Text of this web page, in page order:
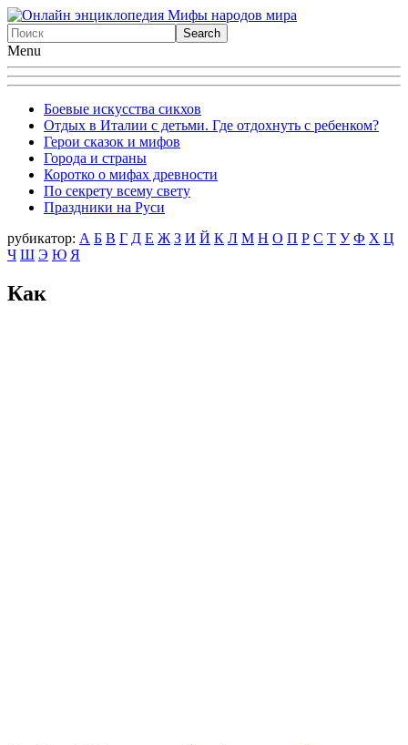
Menu
Боевые искусства сикхов
Отдых в Италии с детьми. Где отдохнуть с ребенком?
Герои сказок и мифов
Города и страны
Коротко о мифах древности
По секрету всему свету
Праздники на Руси
рубикатор: А Б В Г Д Е Ж З И Й К Л М Н О П Р С Т У Ф X Ц
Ч Ш Э Ю Я
Как